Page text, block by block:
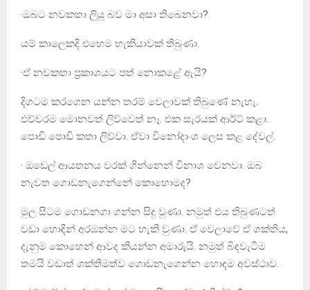
·ඔබට නවකතා ලියූ බව මා අසා තිබෙනවා?
යම් කාලෙකදි එහෙම හැකියාවක් තිබුණා.
·ඒ නවකතා ප්‍රකාශයට පත් නොකළේ ඇයි?
දිගටම කරගෙන යන්න තරම් වෙලාවක් තිබුණේ නැහැ.
එච්චරම මොනවත් ලිව්වෙත් නෑ. එක සැරයක් ආර්ට් කළා.
පොඩි පොඩි කතා ලිව්වා. ඒවා විනෝදාංශ ලෙස කළ දේවල්.
· ඔඩෙල් ආයතනය වරක් ගින්නෙන් විනාශ වෙනවා. ඔබ
නැවත ගොඩනැගෙන්නේ කොහොමද?
මුල සිටම ගොඩනගා ගන්න සිදු වුණා. නමුත් එය තිබුණටත්
වඩා හොඳින් අරඹන්න මට හැකි වුණා. ඒ වෙලාවේ ඒ ශක්තිය,
දැනුම කොහෙන් ආවද කියන්න අමාරුයි. නමුත් බිඳවැටීම
තමයි වඩාත් ශක්තිමත්ව ගොඩනැගෙන්න හොඳම අවස්ථාව.